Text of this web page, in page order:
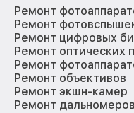
Ремонт
Ремонт
Ремонт цифровых
Ремонт оптических
Ремонт
Ремонт объективов
Ремонт экшн-камер
Ремонт дальномеров